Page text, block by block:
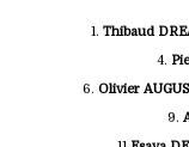
1. Thibaud
4.
6. Olivier
9.